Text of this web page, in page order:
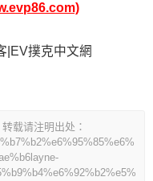
|EV撲克中文網
载请注明出处：